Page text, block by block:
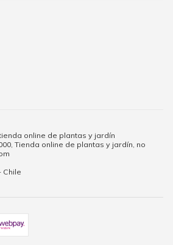
online de plantas y jardín
Tienda online de plantas y jardín, no
Chile